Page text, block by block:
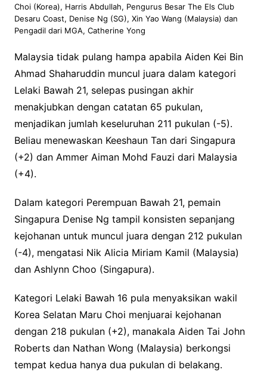
Choi (Korea), Harris Abdullah, Pengurus Besar The Els Club
Desaru Coast, Denise Ng (SG), Xin Yao Wang (Malaysia) dan
Pengadil dari MGA, Catherine Yong
Malaysia tidak pulang hampa apabila Aiden Kei Bin
Ahmad Shaharuddin muncul juara dalam kategori
Lelaki Bawah 21, selepas pusingan akhir
menakjubkan dengan catatan 65 pukulan,
menjadikan jumlah keseluruhan 211 pukulan (-5).
Beliau menewaskan Keeshaun Tan dari Singapura
(+2) dan Ammer Aiman Mohd Fauzi dari Malaysia
(+4).
Dalam kategori Perempuan Bawah 21, pemain
Singapura Denise Ng tampil konsisten sepanjang
kejohanan untuk muncul juara dengan 212 pukulan
(-4), mengatasi Nik Alicia Miriam Kamil (Malaysia)
dan Ashlynn Choo (Singapura).
Kategori Lelaki Bawah 16 pula menyaksikan wakil
Korea Selatan Maru Choi menjuarai kejohanan
dengan 218 pukulan (+2), manakala Aiden Tai John
Roberts dan Nathan Wong (Malaysia) berkongsi
tempat kedua hanya dua pukulan di belakang.